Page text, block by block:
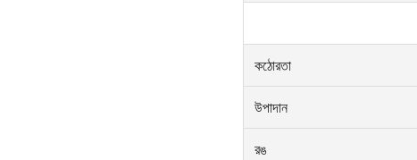
কঠোরতা
উপাদান
রঙ